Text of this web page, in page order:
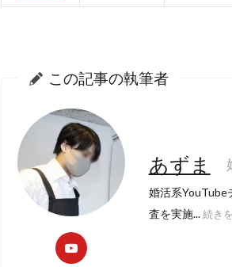
この記事の執筆者
あずま
婚活系YouTube
査を実施... 続き